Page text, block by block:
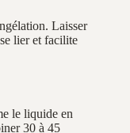
Laisser
lier et facilite
le liquide en
30 à 45